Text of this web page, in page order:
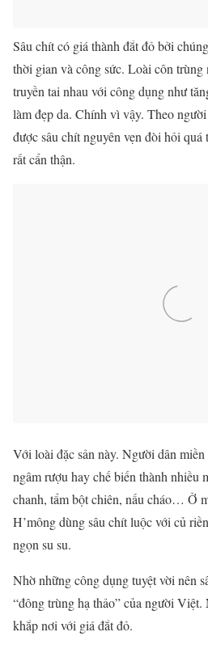
Sâu chít có giá thành đắt đỏ bởi
thời gian và công sức. Loài côn trùng
truyền tai nhau với công dụng như
làm đẹp da. Chính vì vậy. Theo
được sâu chít nguyên vẹn đòi hỏi
rất cẩn thận.
Với loài đặc sản này. Người dân
ngâm rượu hay chế biến thành nhiều
chanh, tẩm bột chiên, nấu cháo… Ở
H’mông dùng sâu chít luộc với củ
ngọn su su.
Nhờ những công dụng tuyệt vời nên
“đông trùng hạ thảo” của người
khắp nơi với giá đắt đỏ.